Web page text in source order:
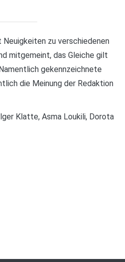
zu verschiedenen
mitgemeint, das Gleiche gilt
gekennzeichnete
die Meinung der Redaktion
Klatte, Asma Loukili, Dorota